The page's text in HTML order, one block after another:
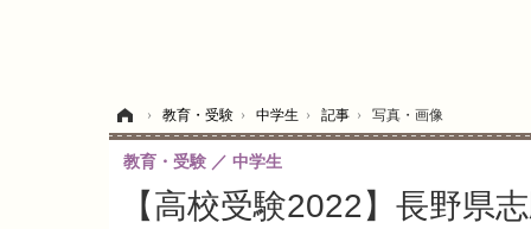
› 教育・受験 › 中学生 › 記事 › 写真・画像
【高校受験2022】長野県
教育・受験 中学生